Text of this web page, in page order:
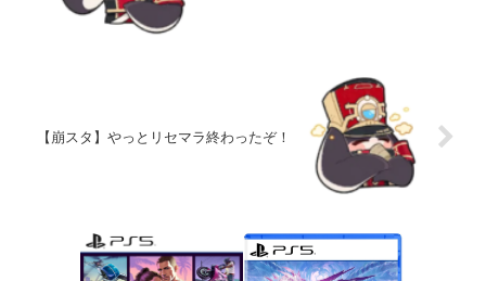
【崩スタ】やっとリセマラ終わったぞ！